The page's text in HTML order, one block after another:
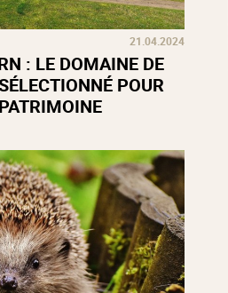
21.04.2024
: LE DOMAINE DE
POUR